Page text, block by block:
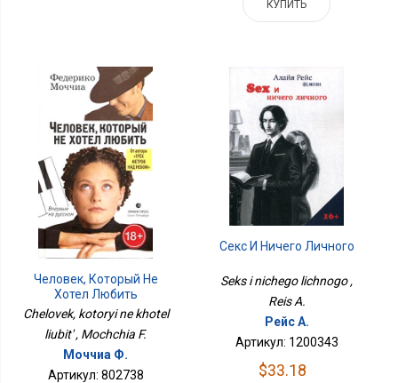
КУПИТЬ
Человек, Который Не
Хотел Любить
Chelovek, kotoryi ne khotel
liubit' , Mochchia F.
Моччиа Ф.
Артикул: 802738
Секс И Ничего Личного
Seks i nichego lichnogo ,
Reis A.
Рейс А.
Артикул: 1200343
$33.18